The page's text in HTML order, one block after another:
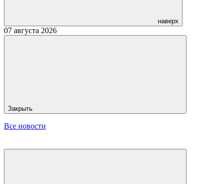
наверх
07 августа 2026
Закрыть
Все новости